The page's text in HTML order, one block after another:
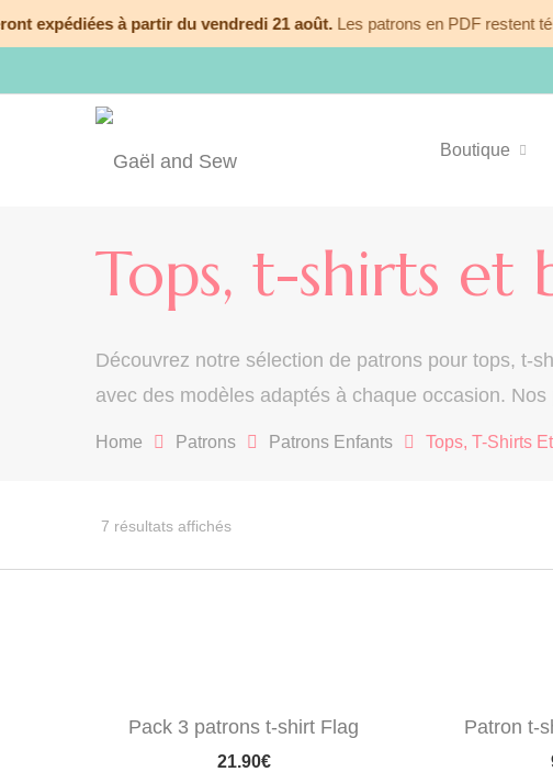
expédiées à partir du vendredi 21 août. Les patrons en PDF restent
Boutique
Tops, t-shirts et
Découvrez notre sélection de patrons pour tops, t-
avec des modèles adaptés à chaque occasion.
Home Patrons Patrons Enfants Tops, T-Shirts
7 résultats affichésTrié
ancien
Pack 3 patrons t-shirt Flag
21.90€
Patron t-